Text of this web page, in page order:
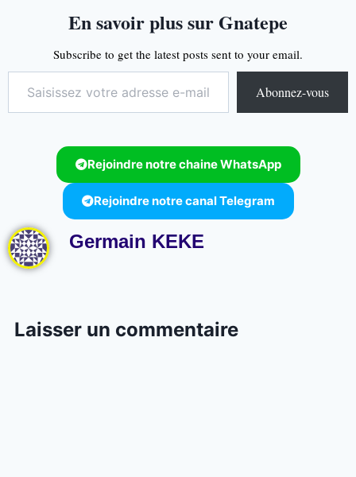
En savoir plus sur Gnatepe
Subscribe to get the latest posts sent to your email.
Abonnez-vous
Rejoindre notre chaine WhatsApp
Rejoindre notre canal Telegram
Germain KEKE
Laisser un commentaire